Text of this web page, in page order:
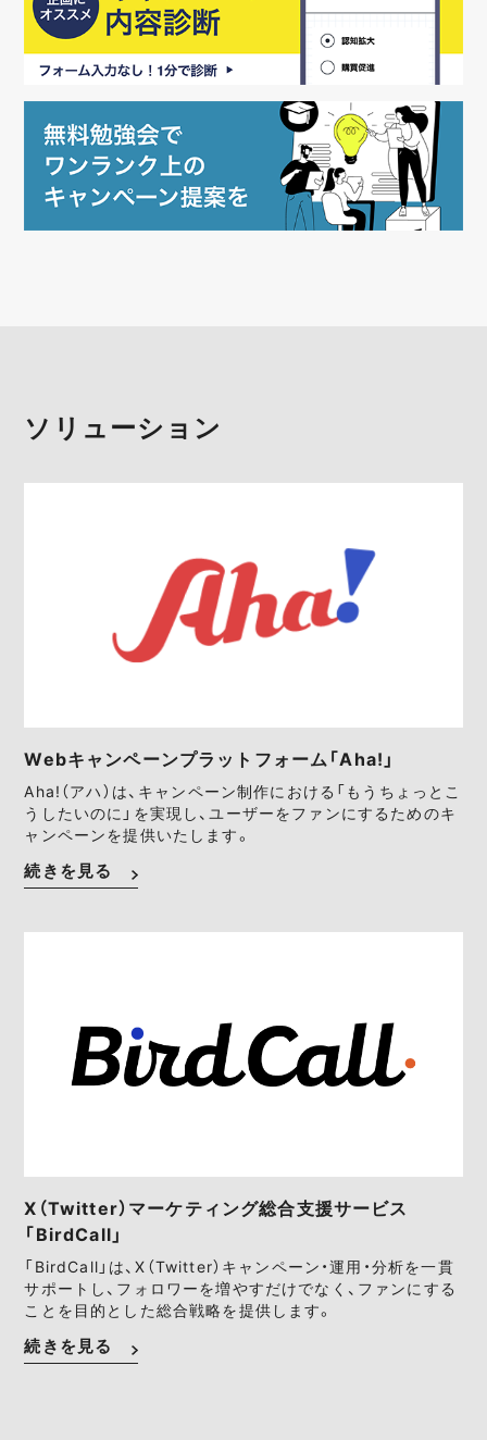
ソリューション
Webキャンペーンプラットフォーム「Aha!」
Aha!（アハ）は、キャンペーン制作における「もうちょっとこ
うしたいのに」を実現し、ユーザーをファンにするためのキ
ャンペーンを提供いたします。
続きを見る
X（Twitter）マーケティング総合支援サービス
「BirdCall」
「BirdCall」は、X（Twitter）キャンペーン・運用・分析を一貫
サポートし、フォロワーを増やすだけでなく、ファンにする
ことを目的とした総合戦略を提供します。
続きを見る